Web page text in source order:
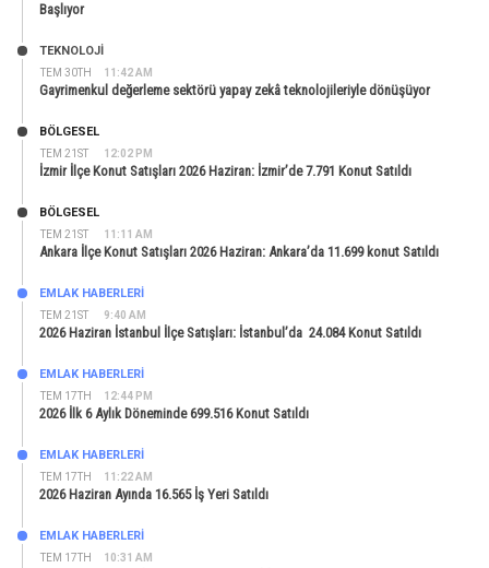
Başlıyor
TEM 30TH 11:42 AM
TEKNOLOJİ
Gayrimenkul değerleme sektörü yapay zekâ teknolojileriyle dönüşüyor
TEM 21ST 12:02 PM
BÖLGESEL
İzmir İlçe Konut Satışları 2026 Haziran: İzmir’de 7.791 Konut Satıldı
TEM 21ST 11:11 AM
BÖLGESEL
Ankara İlçe Konut Satışları 2026 Haziran: Ankara’da 11.699 konut Satıldı
TEM 21ST 9:40 AM
EMLAK HABERLERI
2026 Haziran İstanbul İlçe Satışları: İstanbul’da 24.084 Konut Satıldı
TEM 17TH 12:44 PM
EMLAK HABERLERI
2026 İlk 6 Aylık Döneminde 699.516 Konut Satıldı
TEM 17TH 11:22 AM
EMLAK HABERLERI
2026 Haziran Ayında 16.565 İş Yeri Satıldı
TEM 17TH 10:31 AM
EMLAK HABERLERI